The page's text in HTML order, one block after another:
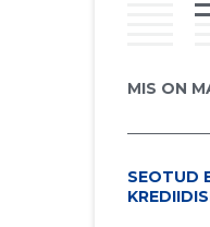
MIS ON
SEOTUD